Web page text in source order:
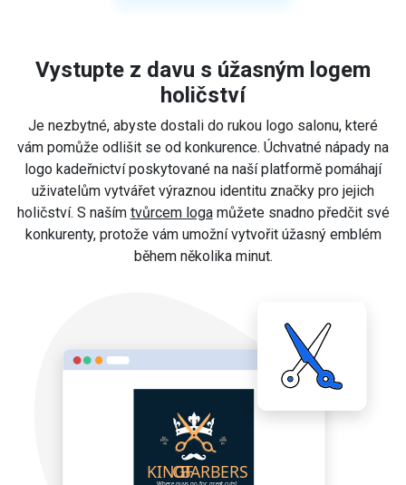
Vystupte z davu s úžasným logem
holičství
Je nezbytné, abyste dostali do rukou logo salonu, které
vám pomůže odlišit se od konkurence. Úchvatné nápady na
logo kadeřnictví poskytované na naší platformě pomáhají
uživatelům vytvářet výraznou identitu značky pro jejich
holičství. S naším tvůrcem logamůžete snadno předčit své
konkurenty, protože vám umožní vytvořit úžasný emblém
během několika minut.